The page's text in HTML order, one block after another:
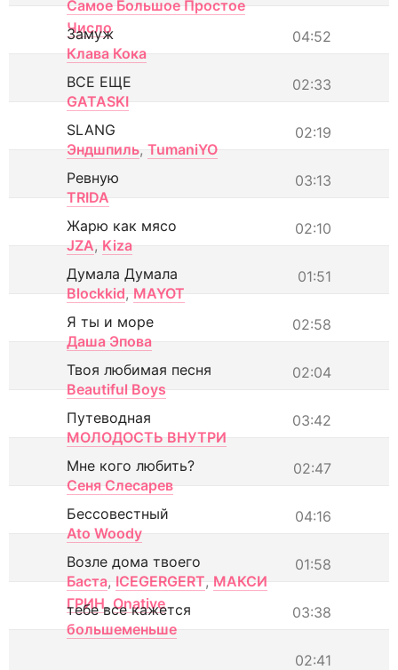
Самое Большое Простое
Число
04:52
Замуж
Клава Кока
02:33
ВСЕ ЕЩЕ
GATASKI
02:19
SLANG
Эндшпиль, TumaniYO
03:13
Ревную
TRIDA
02:10
Жарю как мясо
JZA, Kiza
01:51
Думала Думала
Blockkid, MAYOT
02:58
Я ты и море
Даша Эпова
02:04
Твоя любимая песня
Beautiful Boys
03:42
Путеводная
МОЛОДОСТЬ ВНУТРИ
02:47
Мне кого любить?
Сеня Слесарев
04:16
Бессовестный
Ato Woody
01:58
Возле дома твоего
Баста, ICEGERGERT, МАКСИ
ГРИН, Onative 03:38
тебе все кажется
большеменьше
02:41